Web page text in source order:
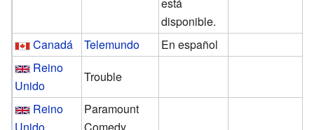
está
disponible.
Canadá
Telemundo
En español
Reino
Unido
Trouble
Reino
Paramount